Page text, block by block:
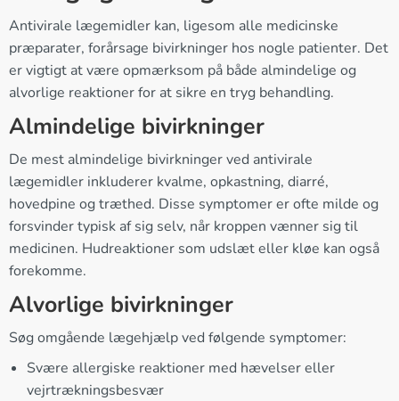
Antivirale lægemidler kan, ligesom alle medicinske
præparater, forårsage bivirkninger hos nogle patienter. Det
er vigtigt at være opmærksom på både almindelige og
alvorlige reaktioner for at sikre en tryg behandling.
Almindelige bivirkninger
De mest almindelige bivirkninger ved antivirale
lægemidler inkluderer kvalme, opkastning, diarré,
hovedpine og træthed. Disse symptomer er ofte milde og
forsvinder typisk af sig selv, når kroppen vænner sig til
medicinen. Hudreaktioner som udslæt eller kløe kan også
forekomme.
Alvorlige bivirkninger
Søg omgående lægehjælp ved følgende symptomer:
Svære allergiske reaktioner med hævelser eller
vejrtrækningsbesvær